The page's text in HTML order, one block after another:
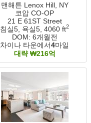
맨해튼 Lenox Hill, NY
코압 CO-OP
21 E 61ST Street
침실5, 욕실5, 4060 ft2
DOM: 6개월전
차이나 타운에서4마일
대략 ₩216억